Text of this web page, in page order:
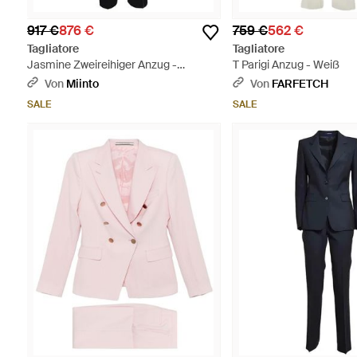
917 €876 €
Tagliatore
Jasmine Zweireihiger Anzug -
Schwarz
Von Miinto
SALE
759 €562 €
Tagliatore
T Parigi Anzug - Weiß
Von FARFETCH
SALE